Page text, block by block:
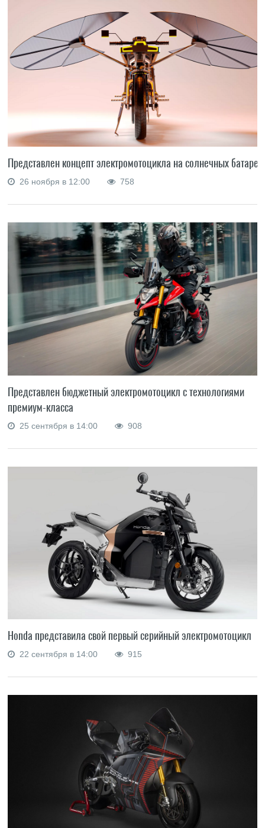
Представлен концепт электромотоцикла на солнечных
26 ноября в 12:00 758
Представлен бюджетный электромотоцикл с технологиями
премиум-класса
25 сентября в 14:00 908
Honda представила свой первый серийный электромотоцикл
22 сентября в 14:00 915